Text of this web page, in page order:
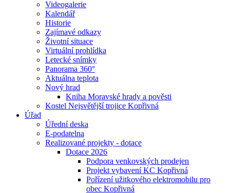
Videogalerie
Kalendář
Historie
Zajímavé odkazy
Životní situace
Virtuální prohlídka
Letecké snímky
Panorama 360°
Aktuálna teplota
Nový hrad
Kniha Moravské hrady a pověsti
Kostel Nejsvětější trojice Kopřivná
Úřad
Úřední deska
E-podatelna
Realizované projekty - dotace
Dotace 2026
Podpora venkovských prodejen
Projekt vybavení KC Kopřivná
Pořízení užitkového elektromobilu pro
obec Kopřivná